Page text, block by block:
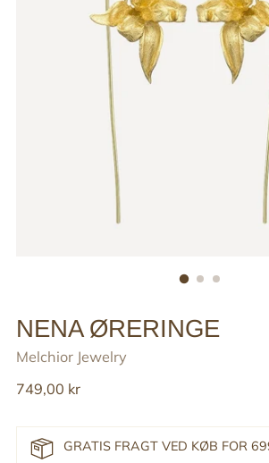
NENA ØRERINGE
Melchior Jewelry
Reguler
749,00 kr
GRATIS FRAGT VED KØB FOR